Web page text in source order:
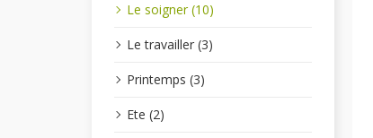
Le soigner (10)
Le travailler (3)
Printemps (3)
Ete (2)